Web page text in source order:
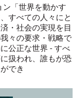
「世界を動かす
すべての人々にと
・社会の実現を目
々の要求・戦略で
公正な世界 - すべ
扱われ、誰もが恐
でき